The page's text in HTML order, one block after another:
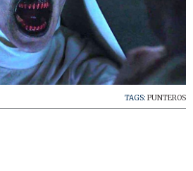
TAGS: PUNTEROS